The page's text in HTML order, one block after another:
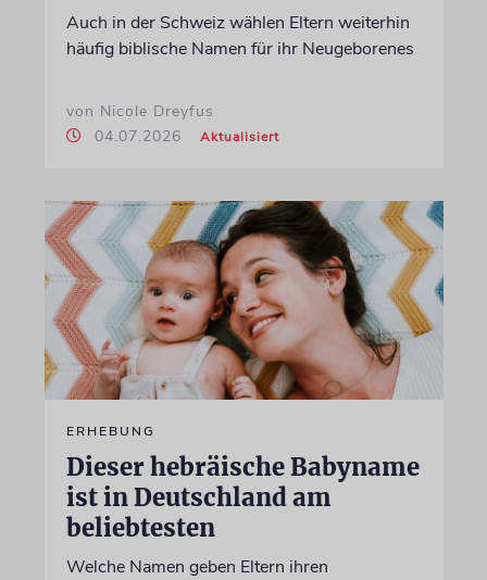
Auch in der Schweiz wählen Eltern weiterhin
häufig biblische Namen für ihr Neugeborenes
von Nicole Dreyfus
04.07.2026
Aktualisiert
ERHEBUNG
Dieser hebräische Babyname
ist in Deutschland am
beliebtesten
Welche Namen geben Eltern ihren